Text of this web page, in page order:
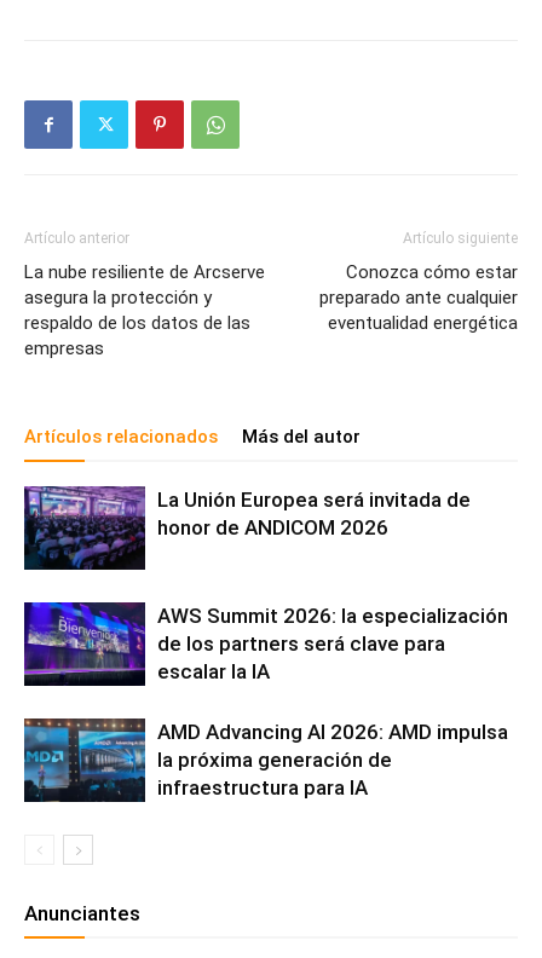
Artículo anterior
La nube resiliente de Arcserve
asegura la protección y
respaldo de los datos de las
empresas
Artículo siguiente
Conozca cómo estar
preparado ante cualquier
eventualidad energética
Artículos relacionados Más del autor
La Unión Europea será invitada de
honor de ANDICOM 2026
AWS Summit 2026: la especialización
de los partners será clave para
escalar la IA
AMD Advancing AI 2026: AMD impulsa
la próxima generación de
infraestructura para IA
Anunciantes